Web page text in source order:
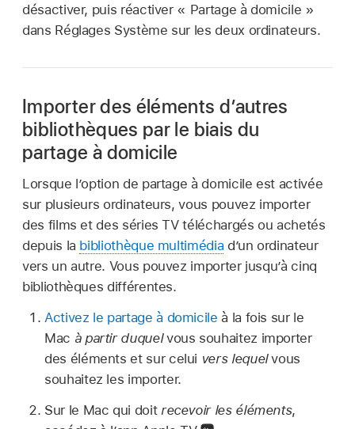
désactiver, puis réactiver « Partage à domicile »
dans Réglages Système sur les deux ordinateurs.
Importer des éléments d’autres
bibliothèques par le biais du
partage à domicile
Lorsque l’option de partage à domicile est activée
sur plusieurs ordinateurs, vous pouvez importer
des films et des séries TV téléchargés ou achetés
depuis la bibliothèque multimédia d’un ordinateur
vers un autre. Vous pouvez importer jusqu’à cinq
bibliothèques différentes.
Activez le partage à domicile à la fois sur le
Mac à partir duquelvous souhaitez importer
des éléments et sur celui vers lequelvous
souhaitez les importer.
Sur le Mac qui doit recevoir les éléments,